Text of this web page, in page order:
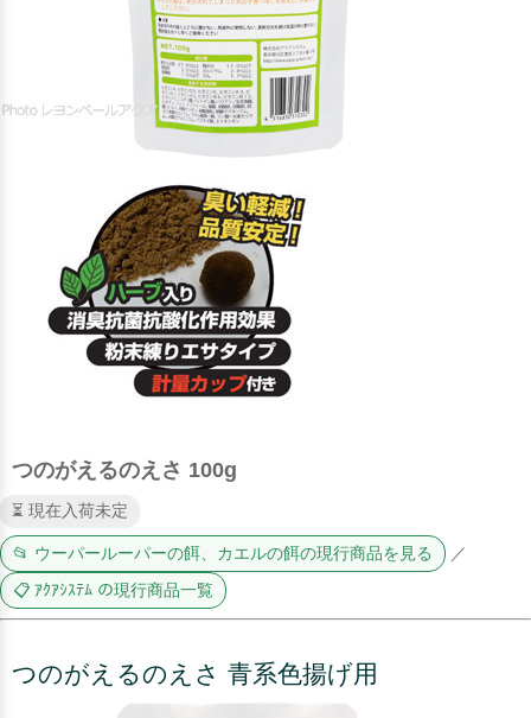
つのがえるのえさ 100g
⏳ 現在入荷未定
📂 ウーパールーパーの餌、カエルの餌の現行商品を見る ／
📋 ｱｸｱｼｽﾃﾑ の現行商品一覧
つのがえるのえさ 青系色揚げ用